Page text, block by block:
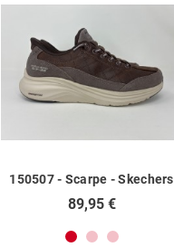
150507 - Scarpe - Skechers
89,95 €